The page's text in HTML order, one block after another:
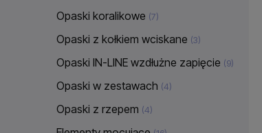
Opaski koralikowe (7)
Opaski z kołkiem wciskane (3)
Opaski IN-LINE wzdłużne zapięcie (9)
Opaski w zestawach (4)
Opaski z rzepem (4)